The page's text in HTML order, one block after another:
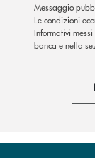
Messaggio
Le condizioni
Informativi
banca e nella